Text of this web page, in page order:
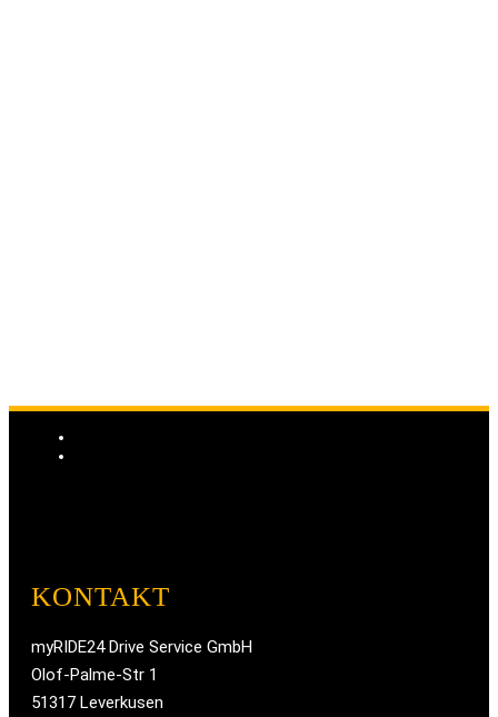
KONTAKT
myRIDE24 Drive Service GmbH
Olof-Palme-Str 1
51317 Leverkusen